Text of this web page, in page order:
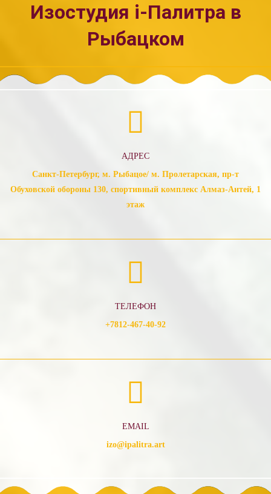
Изостудия i-Палитра в
Рыбацком
АДРЕС
Санкт-Петербург, м. Рыбацое/ м. Пролетарская, пр-т
Обуховской обороны 130, спортивный комплекс Алмаз-Антей, 1
этаж
ТЕЛЕФОН
+7812-467-40-92
EMAIL
izo@ipalitra.art